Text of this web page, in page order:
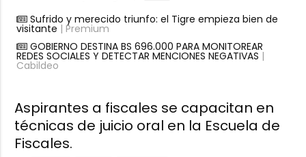
Sufrido y merecido triunfo: el Tigre empieza bien de
visitante | Premium
GOBIERNO DESTINA BS 696.000 PARA MONITOREAR
REDES SOCIALES Y DETECTAR MENCIONES NEGATIVAS |
Cabildeo
Aspirantes a fiscales se capacitan en
técnicas de juicio oral en la Escuela de
Fiscales.